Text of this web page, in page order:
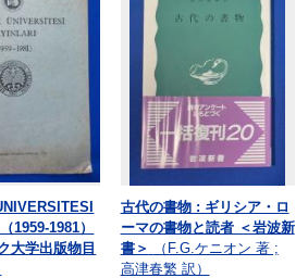
1959-1981）
大学出版物目
古代の書物 : ギリシア・ロ
ーマの書物と読者 ＜岩波新
書＞
（F.G.ケニオン 著 ;
高津春繁 訳）